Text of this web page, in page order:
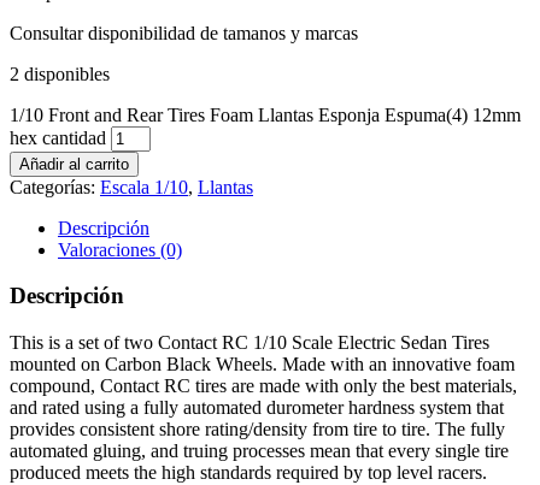
Consultar disponibilidad de tamanos y marcas
2 disponibles
1/10 Front and Rear Tires Foam Llantas Esponja Espuma(4) 12mm
hex cantidad
Añadir al carrito
Categorías: Escala 1/10, Llantas
Descripción
Valoraciones (0)
Descripción
This is a set of two Contact RC 1/10 Scale Electric Sedan Tires
mounted on Carbon Black Wheels. Made with an innovative foam
compound, Contact RC tires are made with only the best materials,
and rated using a fully automated durometer hardness system that
provides consistent shore rating/density from tire to tire. The fully
automated gluing, and truing processes mean that every single tire
produced meets the high standards required by top level racers.